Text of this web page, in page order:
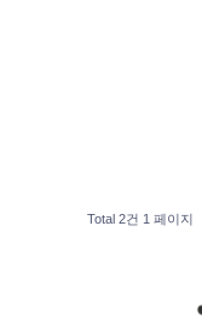
Total 2건 1 페이지